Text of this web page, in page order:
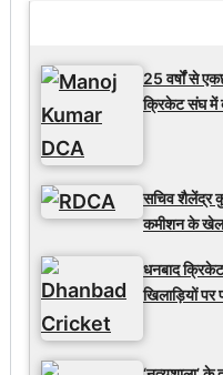
25 वर्षों से
क्रिकेट संघ में
सचिव शैलेंद्र
कमीशन के
धनबाद
खिलाड़ियों पर